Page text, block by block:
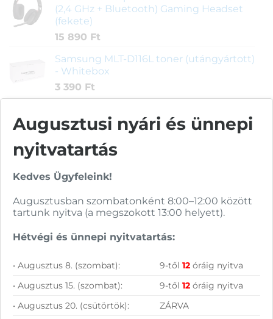
(2,4 GHz + Bluetooth) Gaming Headset
(fekete)
15 890 Ft
Samsung MLT-D116L toner (utángyártott)
- Whitebox
3 390 Ft
Legnépszerűbb termékek
UTP törésgátló, szürke
Értékelés
5.00az 5-
1
értékelés
60Ft
Canon A4 fénymásoló papír 80g 500 lap
Értékelés
5.00 az 5-
ből,
értékelés
alapján
2 290Ft
Roline UTP csatlakozó dugó
Augusztusi nyári és ünnepi
nyitvatartás
Kedves Ügyfeleink!
Augusztusban szombatonként 8:00–12:00 között
tartunk nyitva (a megszokott 13:00 helyett).
Hétvégi és ünnepi nyitvatartás:
• Augusztus 8. (szombat): 9-től12 óráig nyitva
• Augusztus 15. (szombat):
9-től12 óráig nyitva
• Augusztus 20. (csütörtök):
ZÁRVA